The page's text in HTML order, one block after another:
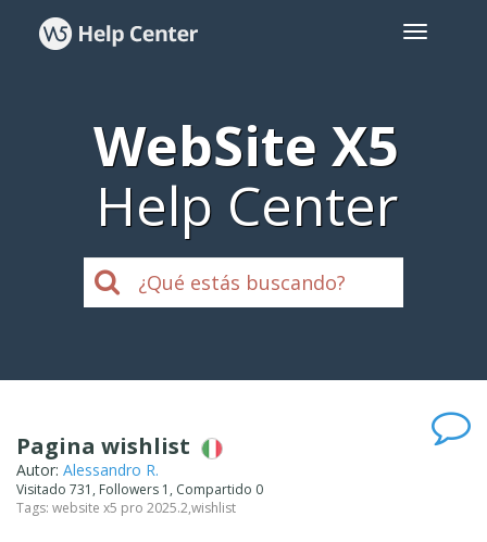
WebSite X5
Help Center
Pagina wishlist
Autor: Alessandro R.
Visitado 731, Followers 1, Compartido 0
Tags: website x5 pro 2025.2,wishlist